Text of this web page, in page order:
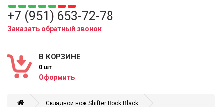
+7 (951) 653-72-78
Заказать обратный звонок
В КОРЗИНЕ
0 шт
Оформить
Складной нож Shifter Rook Black